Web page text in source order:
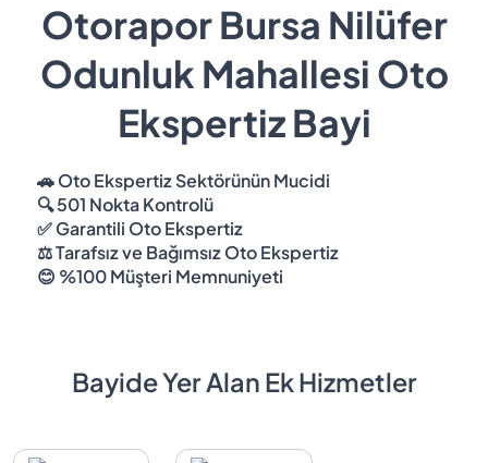
Otorapor Bursa Nilüfer
Odunluk Mahallesi Oto
Ekspertiz Bayi
🚗 Oto Ekspertiz Sektörünün Mucidi
🔍 501 Nokta Kontrolü
✅ Garantili Oto Ekspertiz
⚖️ Tarafsız ve Bağımsız Oto Ekspertiz
😊 %100 Müşteri Memnuniyeti
Bayide Yer Alan Ek Hizmetler